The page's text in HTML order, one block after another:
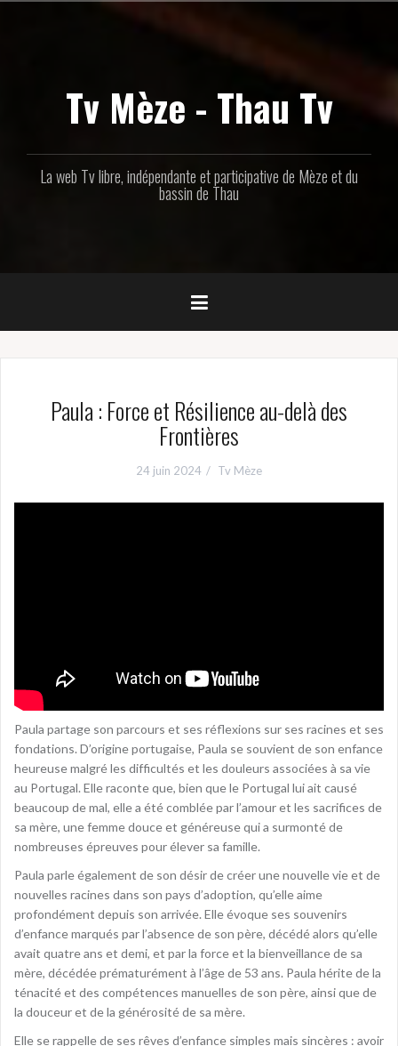
Tv Mèze - Thau Tv
La web Tv libre, indépendante et participative de Mèze et du
bassin de Thau
Paula : Force et Résilience au-delà des
Frontières
24 juin 2024 Tv Mèze
Paula partage son parcours et ses réflexions sur ses racines et ses
fondations. D’origine portugaise, Paula se souvient de son enfance
heureuse malgré les difficultés et les douleurs associées à sa vie
au Portugal. Elle raconte que, bien que le Portugal lui ait causé
beaucoup de mal, elle a été comblée par l’amour et les sacrifices de
sa mère, une femme douce et généreuse qui a surmonté de
nombreuses épreuves pour élever sa famille.
Paula parle également de son désir de créer une nouvelle vie et de
nouvelles racines dans son pays d’adoption, qu’elle aime
profondément depuis son arrivée. Elle évoque ses souvenirs
d’enfance marqués par l’absence de son père, décédé alors qu’elle
avait quatre ans et demi, et par la force et la bienveillance de sa
mère, décédée prématurément à l’âge de 53 ans. Paula hérite de la
ténacité et des compétences manuelles de son père, ainsi que de
la douceur et de la générosité de sa mère.
Elle se rappelle de ses rêves d’enfance simples mais sincères : avoir